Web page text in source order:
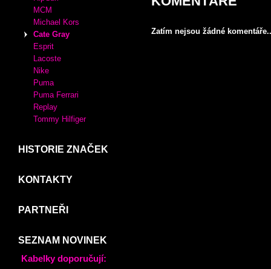
XTI
MIU MIU
KABELKY
Adidas
Luis Vuitton
Gucci
RipCurl
MCM
Michael Kors
Cate Gray
Lacoste
Puma Ferrari
Tommy Hilfiger
HISTORIE ZNAČEK